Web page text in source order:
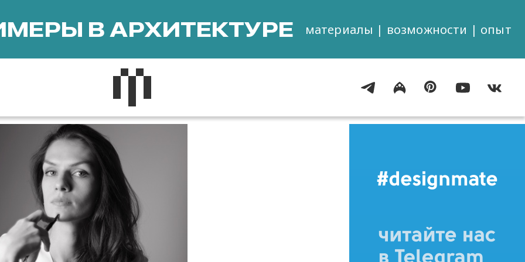
В АРХИТЕКТУРЕ материалы | возможности | опыт